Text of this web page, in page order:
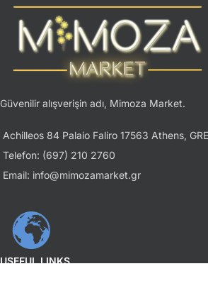
Güvenilir alışverişin adı, Mimoza Market.
Achilleos 84 Palaio Faliro 17563 Athens,
Telefon: (697) 210 2760
Email: info@mimozamarket.gr
USEFUL LINKS